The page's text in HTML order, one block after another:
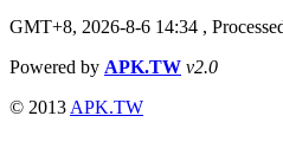
GMT+8, 2026-8-6 14:34 ,
Powered by APK.TW v2.0
© 2013 APK.TW